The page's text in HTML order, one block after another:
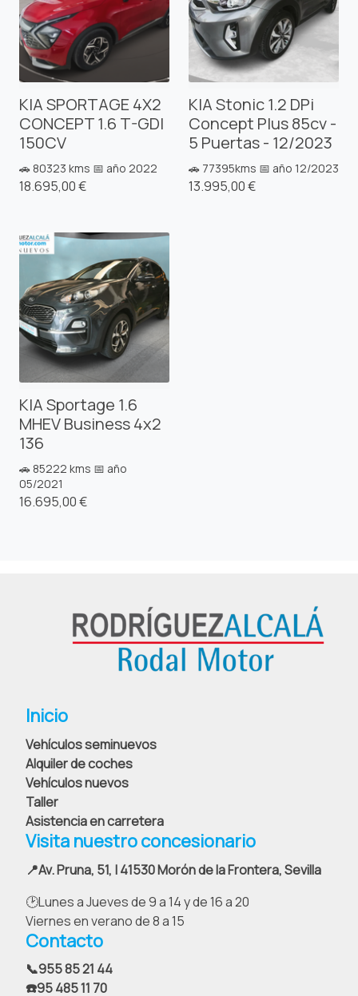
KIA SPORTAGE 4X2
CONCEPT 1.6 T-GDI
150CV
🚗 80323 kms 📅 año 2022
18.695,00 €
KIA Stonic 1.2 DPi
Concept Plus 85cv -
5 Puertas - 12/2023
🚗 77395kms 📅 año 12/2023
13.995,00 €
KIA Sportage 1.6
MHEV Business 4x2
136
🚗 85222 kms 📅 año
05/2021
16.695,00 €
Inicio
Vehículos seminuevos
Alquiler de coches
Vehículos nuevos
Taller
Asistencia en carretera
Visita nuestro concesionario
📍Av. Pruna, 51, | 41530 Morón de la Frontera, Sevilla
🕑Lunes a Jueves de 9 a 14 y de 16 a 20
Viernes en verano de 8 a 15
Contacto
📞955 85 21 44
☎️95 485 11 70